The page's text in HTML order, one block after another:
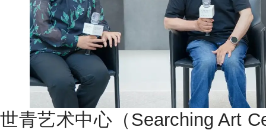
世青艺术中心（Searching Art